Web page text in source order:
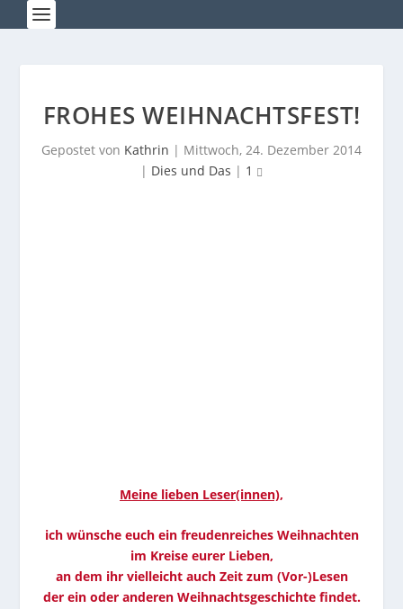
FROHES WEIHNACHTSFEST!
Gepostet von Kathrin | Mittwoch, 24. Dezember 2014
| Dies und Das | 1
Meine lieben Leser(innen),
ich wünsche euch ein freudenreiches Weihnachten
im Kreise eurer Lieben,
an dem ihr vielleicht auch Zeit zum (Vor-)Lesen
der ein oder anderen Weihnachtsgeschichte findet.